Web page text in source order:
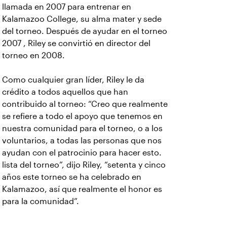
llamada en 2007 para entrenar en
Kalamazoo College, su alma mater y sede
del torneo. Después de ayudar en el torneo
2007 , Riley se convirtió en director del
torneo en 2008.
Como cualquier gran líder, Riley le da
crédito a todos aquellos que han
contribuido al torneo: “Creo que realmente
se refiere a todo el apoyo que tenemos en
nuestra comunidad para el torneo, o a los
voluntarios, a todas las personas que nos
ayudan con el patrocinio para hacer esto.
lista del torneo”, dijo Riley, “setenta y cinco
años este torneo se ha celebrado en
Kalamazoo, así que realmente el honor es
para la comunidad”.